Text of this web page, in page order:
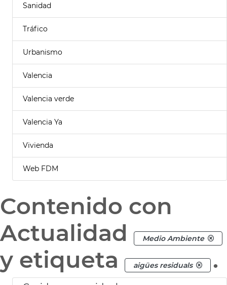
Sanidad
Tráfico
Urbanismo
Valencia
Valencia verde
Valencia Ya
Vivienda
Web FDM
Contenido con
Actualidad
Medio Ambiente
y etiqueta aigües residuals .